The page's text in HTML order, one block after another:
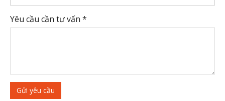
Yêu cầu cần tư vấn *
Gửi yêu cầu